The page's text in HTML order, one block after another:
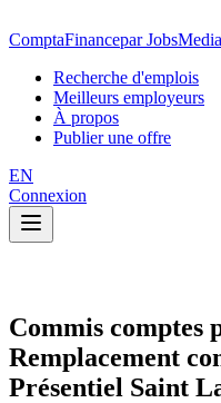
ComptaFinancepar JobsMedia
Recherche d'emplois
Meilleurs employeurs
À propos
Publier une offre
EN
Connexion
Commis comptes
Remplacement
Présentiel Saint